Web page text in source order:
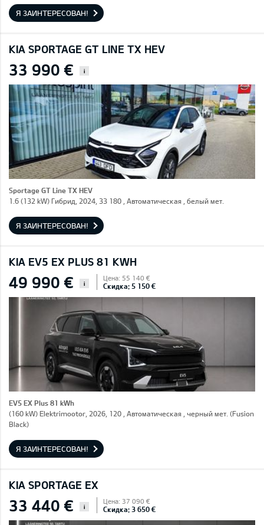
Я ЗАИНТЕРЕСОВАН!
KIA SPORTAGE GT LINE TX HEV
33 990 € i
Sportage GT Line TX HEV
1.6 (132 kW) Гибрид, 2024, 33 180 , Автоматическая , белый мет.
Я ЗАИНТЕРЕСОВАН!
KIA EV5 EX PLUS 81 KWH
49 990 € i
Цена: 55 140 €
Скидка: 5 150 €
EV5 EX Plus 81 kWh
(160 kW) Elektrimootor, 2026, 120 , Автоматическая , черный мет. (Fusion
Black)
Я ЗАИНТЕРЕСОВАН!
KIA SPORTAGE EX
33 440 € i
Цена: 37 090 €
Скидка: 3 650 €